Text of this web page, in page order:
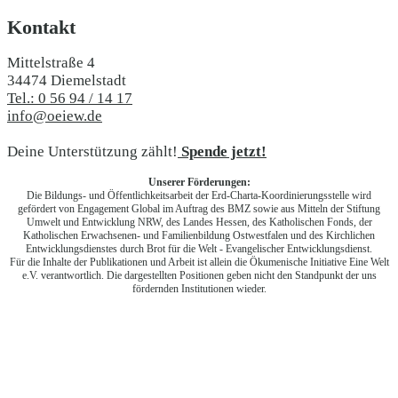
Kontakt
Mittelstraße 4
34474 Diemelstadt
Tel.: 0 56 94 / 14 17
info@oeiew.de
Deine Unterstützung zählt! Spende jetzt!
Unserer Förderungen:
Die Bildungs- und Öffentlichkeitsarbeit der Erd-Charta-Koordinierungsstelle wird
gefördert von Engagement Global im Auftrag des BMZ sowie aus Mitteln der Stiftung
Umwelt und Entwicklung NRW, des Landes Hessen, des Katholischen Fonds, der
Katholischen Erwachsenen- und Familienbildung Ostwestfalen und des Kirchlichen
Entwicklungsdienstes durch Brot für die Welt - Evangelischer Entwicklungsdienst.
Für die Inhalte der Publikationen und Arbeit ist allein die Ökumenische Initiative Eine Welt
e.V. verantwortlich. Die dargestellten Positionen geben nicht den Standpunkt der uns
fördernden Institutionen wieder.